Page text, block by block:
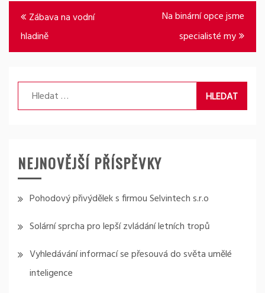
Navigace
pro
příspěvek
Zábava na vodní
hladině
Na binární opce jsme
specialisté my
Vyhledávání
NEJNOVĚJŠÍ PŘÍSPĚVKY
Pohodový přivýdělek s firmou Selvintech s.r.o
Solární sprcha pro lepší zvládání letních tropů
Vyhledávání informací se přesouvá do světa umělé
inteligence